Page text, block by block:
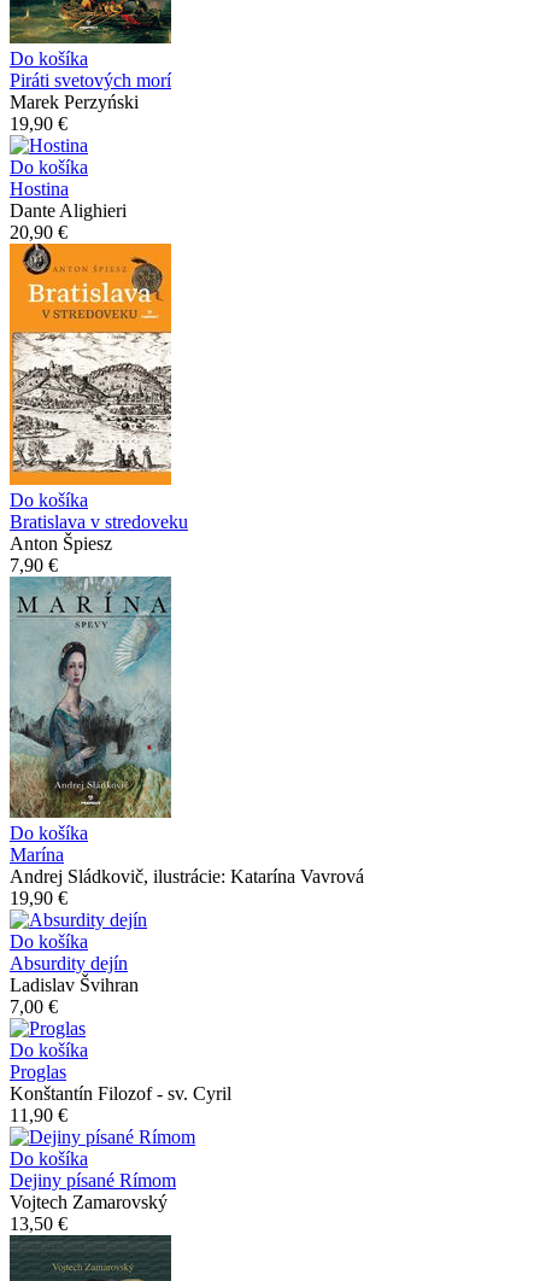
Do košíka
Piráti svetových morí
Marek Perzyński
19,90 €
Do košíka
Hostina
Dante Alighieri
20,90 €
Do košíka
Bratislava v stredoveku
Anton Špiesz
7,90 €
Do košíka
Marína
Andrej Sládkovič, ilustrácie: Katarína Vavrová
19,90 €
Do košíka
Absurdity dejín
Ladislav Švihran
7,00 €
Do košíka
Proglas
Konštantín Filozof - sv. Cyril
11,90 €
Do košíka
Dejiny písané Rímom
Vojtech Zamarovský
13,50 €